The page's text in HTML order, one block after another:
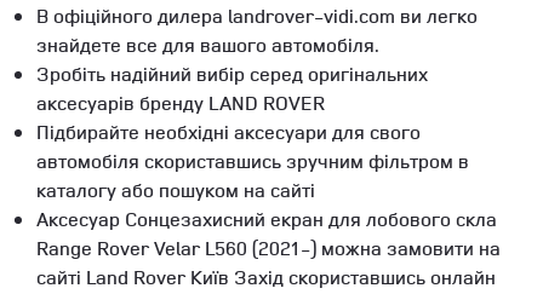
В офіційного дилера landrover-vidi.com ви легко
знайдете все для вашого автомобіля.
Зробіть надійний вибір серед оригінальних
аксесуарів бренду LAND ROVER
Підбирайте необхідні аксесуари для свого
автомобіля скориставшись зручним фільтром в
каталогу або пошуком на сайті
Аксесуар Сонцезахисний екран для лобового скла
Range Rover Velar L560 (2021-) можна замовити на
сайті Land Rover Київ Захід скориставшись онлайн